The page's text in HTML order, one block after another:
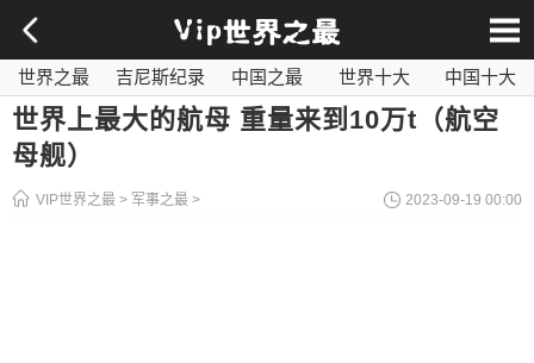
世界之最 吉尼斯纪录 中国之最 世界十大
中国十大
影视之最
奇闻异事 历史之最 社会百科 世界最毒
世界上最大的航母 重量来到10万t（航空
母舰）
VIP世界之最 > 军事之最 > 2023-09-19 00:00